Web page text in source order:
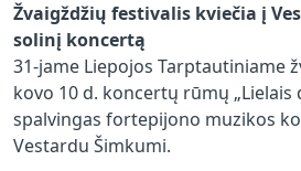
Žvaigždžių festivalis kviečia į
solinį koncertą
31-jame Liepojos Tarptautiniame
kovo 10 d. koncertų rūmų „Lielais
spalvingas fortepijono muzikos
Vestardu Šimkumi.